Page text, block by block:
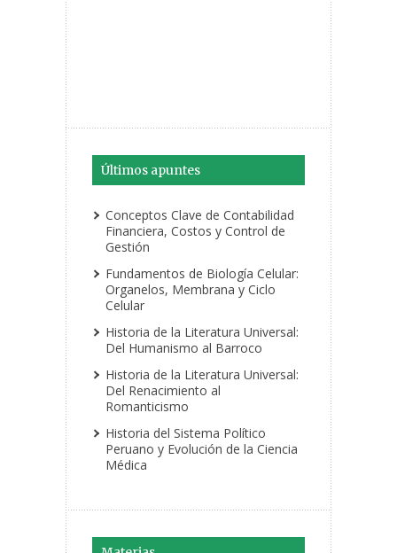
Últimos apuntes
Conceptos Clave de Contabilidad
Financiera, Costos y Control de
Gestión
Fundamentos de Biología Celular:
Organelos, Membrana y Ciclo
Celular
Historia de la Literatura Universal:
Del Humanismo al Barroco
Historia de la Literatura Universal:
Del Renacimiento al
Romanticismo
Historia del Sistema Político
Peruano y Evolución de la Ciencia
Médica